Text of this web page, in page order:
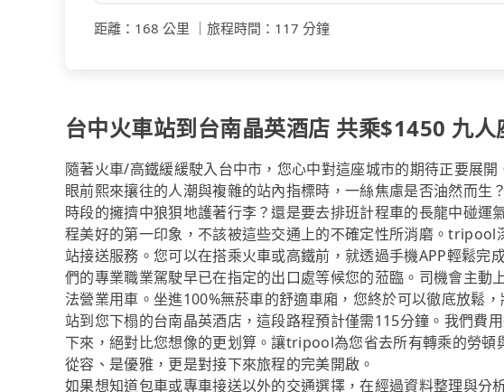
距離 ： 168 公里 旅程時間 ： 117 分鐘
台中火車站到台南晶英酒店 共乘$1450 九
隨著火車/高鐵緩緩駛入台中市，您心中對這座城市的期待正要展
眼前熙來攘往的人潮與複雜的站內指標時，一絲焦慮是否油然而生
時段的擁擠中狼狽地護著行李？還是要去排班計程車的長龍中碰運
程美好的第一印象，不該被這些交通上的不確定性所消磨。tripool
站接送服務。您可以在搭乘火車或高鐵前，就透過手機APP輕鬆完
們的專業職業駕駛早已在指定的出口處等候您的蒞臨。司機會主動
法營業用車。坐進100%無菸車的舒適車廂，您終於可以徹底放鬆
站到您下榻的台南晶英酒店，這段路程預計僅需115分鐘。我們費
下來，絕對比您想像的更划算。讓tripool為您省去所有轉乘的勞頓
從容、是優雅，更是對接下來旅程的完美開啟。
如果想知道包車或專車接送以外的交通選擇，在經過資料整理與分